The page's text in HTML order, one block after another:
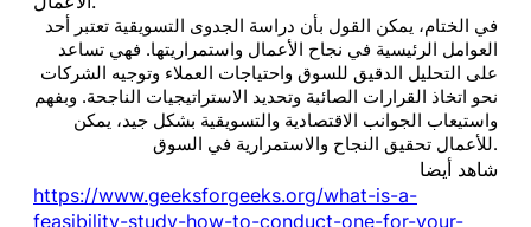
في الختام، يمكن القول بأن دراسة الجدوى التسويقية تعتبر أحد
العوامل الرئيسية في نجاح الأعمال واستمراريتها. فهي تساعد
على التحليل الدقيق للسوق واحتياجات العملاء وتوجيه الشركات
نحو اتخاذ القرارات الصائبة وتحديد الاستراتيجيات الناجحة. وبفهم
واستيعاب الجوانب الاقتصادية والتسويقية بشكل جيد، يمكن
للأعمال تحقيق النجاح والاستمرارية في السوق.
شاهد أيضا
https://www.geeksforgeeks.org/what-is-a-
feasibility-study-how-to-conduct-one-for-your-